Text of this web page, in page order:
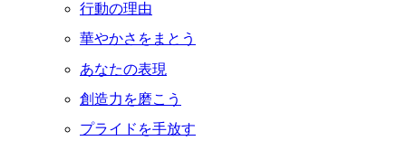
行動の理由
華やかさをまとう
あなたの表現
創造力を磨こう
プライドを手放す